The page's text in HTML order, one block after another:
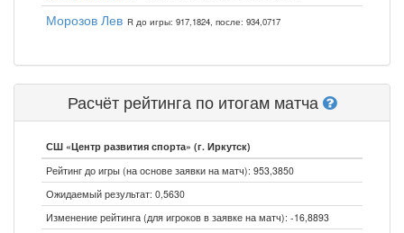
Морозов Лев R до игры: 917,1824, после: 934,0717
Расчёт рейтинга по итогам матча
СШ «Центр развития спорта» (г. Иркутск)
Рейтинг до игры (на основе заявки на матч): 953,3850
Ожидаемый результат: 0,5630
Изменение рейтинга (для игроков в заявке на матч): -16,8893